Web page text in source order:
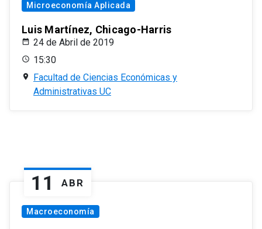
Microeconomía Aplicada
Luis Martínez, Chicago-Harris
24 de Abril de 2019
15:30
Facultad de Ciencias Económicas y
Administrativas UC
11 ABR
Macroeconomía